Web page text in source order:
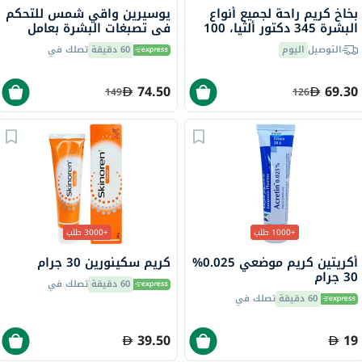
بخاخ كريم راحة لجميع أنواع
البشرة 345 دكتور ألثيا، 100
ملالتوصيل اليوم
69.30
126
يوسيرين واقي شمس للتحكم
في تصبغات البشرة بعامل
حماية من الشمس 50+ سائل
حماية من أشعة الشمس
60 دقيقة تصلك في
74.50
149
+1000 طلب
أكريتين كريم موضعي 0.025%
30 جرام
60 دقيقة تصلك في
19
+3000 طلب
كريم سكينورين 30 جرام
60 دقيقة تصلك في
39.50